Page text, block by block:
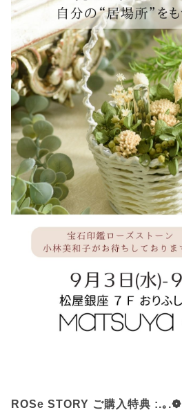
ROSe STORY ご購入特典 :.｡.❁